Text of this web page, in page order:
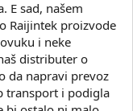
E sad, našem
Raijintek proizvode
i neke
distributer o
da napravi prevoz
transport i podigla